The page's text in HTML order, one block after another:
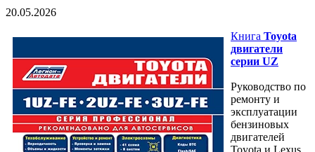
20.05.2026
Книга Toyota
двигатели
серии UZ
Руководство по
ремонту и
эксплуатации
бензиновых
двигателей